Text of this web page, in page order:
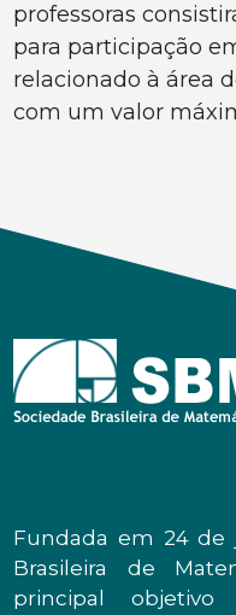
professoras
para participação
relacionado à área
com um valor
Fundada em 24 de
Brasileira de
principal objetivo